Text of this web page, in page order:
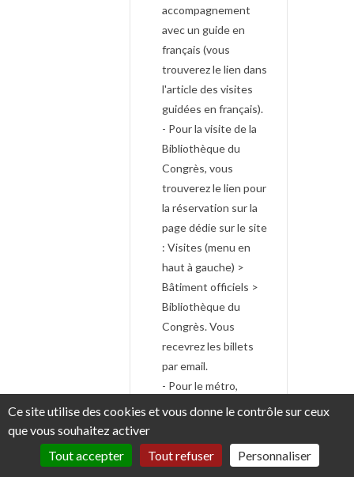
accompagnement
avec un guide en
français (vous
trouverez le lien dans
l'article des visites
guidées en français).
- Pour la visite de la
Bibliothèque du
Congrès, vous
trouverez le lien pour
la réservation sur la
page dédie sur le site
: Visites (menu en
haut à gauche) >
Bâtiment officiels >
Bibliothèque du
Congrès. Vous
recevrez les billets
par email.
- Pour le métro,
l'achat de la SmarTrip
chargement du pass
(si vous le souhaitez)
Ce site utilise des cookies et vous donne le contrôle sur ceux
que vous souhaitez activer
Tout accepter
Tout refuser Personnaliser